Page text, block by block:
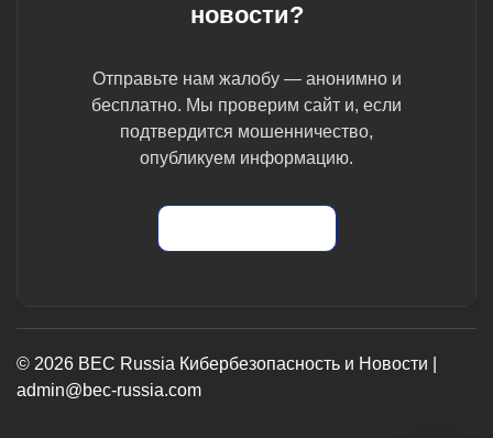
новости?
Отправьте нам жалобу — анонимно и
бесплатно. Мы проверим сайт и, если
подтвердится мошенничество,
опубликуем информацию.
© 2026 BEC Russia Кибербезопасность и Новости |
admin@bec-russia.com